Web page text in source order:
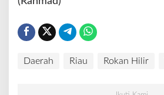
Daerah Riau Rokan Hilir